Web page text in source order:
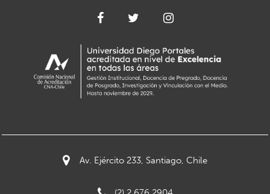
Av. Ejército 233, Santiago, Chile